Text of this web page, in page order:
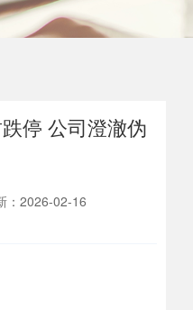
停 公司澄澈伪
：2026-02-16